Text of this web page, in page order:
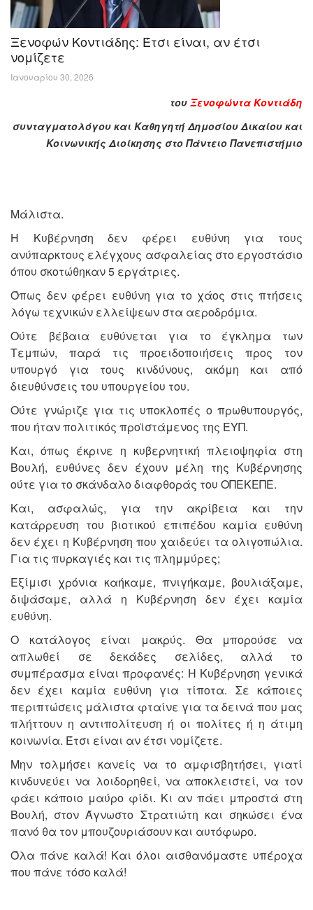
Ξενοφών Κοντιάδης: Έτσι είναι, αν έτσι
νομίζετε
Ιανουαρίου 30, 2026
του Ξενοφώντα Κοντιάδη
συνταγματολόγου και Καθηγητή Δημοσίου Δικαίου και
Κοινωνικής Διοίκησης στο Πάντειο Πανεπιστήμιο
Μάλιστα.
Η Κυβέρνηση δεν φέρει ευθύνη για τους
ανύπαρκτους ελέγχους ασφαλείας στο εργοστάσιο
όπου σκοτώθηκαν 5 εργάτριες.
Όπως δεν φέρει ευθύνη για το χάος στις πτήσεις
λόγω τεχνικών ελλείψεων στα αεροδρόμια.
Ούτε βέβαια ευθύνεται για το έγκλημα των
Τεμπών, παρά τις προειδοποιήσεις προς τον
υπουργό για τους κινδύνους, ακόμη και από
διευθύνσεις του υπουργείου του.
Ούτε γνώριζε για τις υποκλοπές ο πρωθυπουργός,
που ήταν πολιτικός προϊστάμενος της ΕΥΠ.
Και, όπως έκρινε η κυβερνητική πλειοψηφία στη
Βουλή, ευθύνες δεν έχουν μέλη της Κυβέρνησης
ούτε για το σκάνδαλο διαφθοράς του ΟΠΕΚΕΠΕ.
Και, ασφαλώς, για την ακρίβεια και την
κατάρρευση του βιοτικού επιπέδου καμία ευθύνη
δεν έχει η Κυβέρνηση που χαιδεύει τα ολιγοπώλια.
Για τις πυρκαγιές και τις πλημμύρες;
Εξίμισι χρόνια καήκαμε, πνιγήκαμε, βουλιάξαμε,
διψάσαμε, αλλά η Κυβέρνηση δεν έχει καμία
ευθύνη.
Ο κατάλογος είναι μακρύς. Θα μπορούσε να
απλωθεί σε δεκάδες σελίδες, αλλά το
συμπέρασμα είναι προφανές: Η Κυβέρνηση γενικά
δεν έχει καμία ευθύνη για τίποτα. Σε κάποιες
περιπτώσεις μάλιστα φταίνε για τα δεινά που μας
πλήττουν η αντιπολίτευση ή οι πολίτες ή η άτιμη
κοινωνία. Έτσι είναι αν έτσι νομίζετε.
Μην τολμήσει κανείς να το αμφισβητήσει, γιατί
κινδυνεύει να λοιδορηθεί, να αποκλειστεί, να τον
φάει κάποιο μαύρο φίδι. Κι αν πάει μπροστά στη
Βουλή, στον Άγνωστο Στρατιώτη και σηκώσει ένα
πανό θα τον μπουζουριάσουν και αυτόφωρο.
Όλα πάνε καλά! Και όλοι αισθανόμαστε υπέροχα
που πάνε τόσο καλά!